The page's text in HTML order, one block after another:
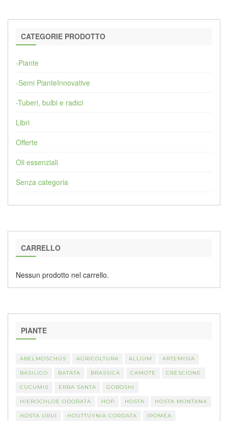
CATEGORIE PRODOTTO
-Piante
-Semi PianteInnovative
-Tuberi, bulbi e radici
Libri
Offerte
Oli essenziali
Senza categoria
CARRELLO
Nessun prodotto nel carrello.
PIANTE
ABELMOSCHUS AGRICOLTURA ALLIUM ARTEMISIA
BASILICO BATATA BRASSICA CAMOTE CRESCIONE
CUCUMIS ERBA SANTA GOBOSHI
HIEROCHLOE ODORATA HOP HOSTA HOSTA MONTANA
HOSTA URUI HOUTTUYNIA CORDATA IPOMEA